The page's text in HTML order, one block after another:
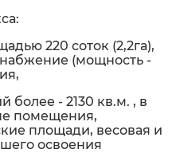
220 соток (2,2га),
(мощность -
более - 2130 кв.м. , в
помещения,
площади, весовая и
освоения